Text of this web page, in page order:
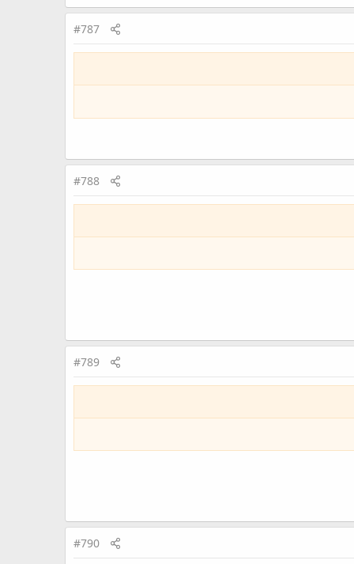
#787
#788
#789
#790